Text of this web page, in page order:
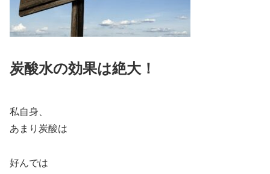
炭酸水の効果は絶大！
私自身、
あまり炭酸は
好んでは